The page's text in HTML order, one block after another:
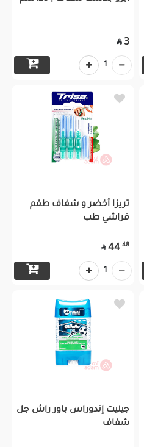
3

1
تريزا أخضر و شفاف طقم
فراشي طب
48
44

1
جيليت إندوراس باور راش جل
شفاف